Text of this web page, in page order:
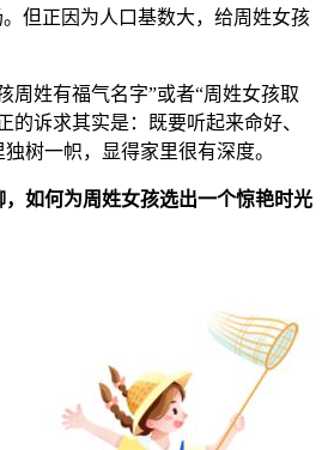
但正因为人口基数大，给周姓女孩
周姓有福气名字”或者“周姓女孩取
的诉求其实是：既要听起来命好、
树一帜，显得家里很有深度。
如何为周姓女孩选出一个惊艳时光